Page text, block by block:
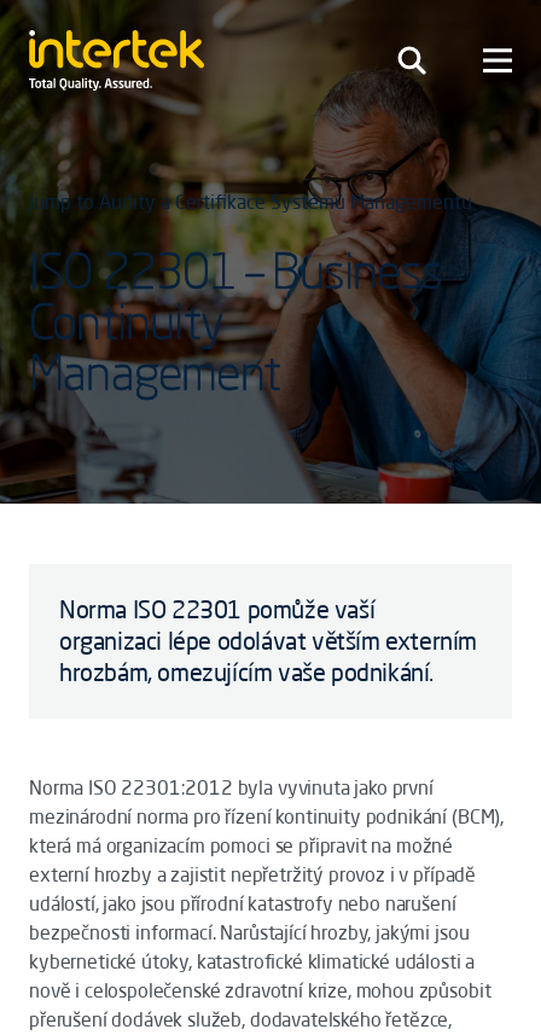
Jump to Audity a Certifikace Systémů Managementu
ISO 22301 – Business
Continuity
Management
Norma ISO 22301 pomůže vaší
organizaci lépe odolávat větším externím
hrozbám, omezujícím vaše podnikání.
Norma ISO 22301:2012 byla vyvinuta jako první
mezinárodní norma pro řízení kontinuity podnikání (BCM),
která má organizacím pomoci se připravit na možné
externí hrozby a zajistit nepřetržitý provoz i v případě
událostí, jako jsou přírodní katastrofy nebo narušení
bezpečnosti informací. Narůstající hrozby, jakými jsou
kybernetické útoky, katastrofické klimatické události a
nově i celospolečenské zdravotní krize, mohou způsobit
přerušení dodávek služeb, dodavatelského řetězce,